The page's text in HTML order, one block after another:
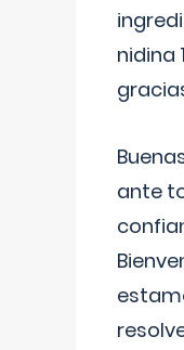
nidina
ante